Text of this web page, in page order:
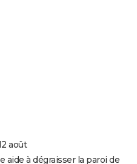
août
aide à dégraisser la paroi de